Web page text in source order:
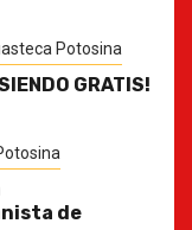
Potosina
GRATIS!
de